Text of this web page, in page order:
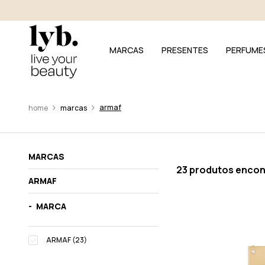
MARCAS PRESENTES
marcas armaf
MARCAS
ARMAF
MARCA
ARMAF (23)
23 produtos